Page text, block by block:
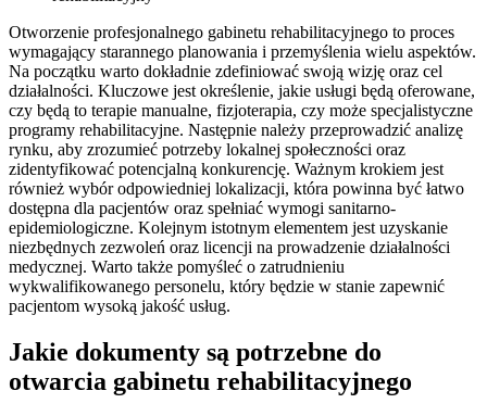
Otworzenie profesjonalnego gabinetu rehabilitacyjnego to proces
wymagający starannego planowania i przemyślenia wielu aspektów.
Na początku warto dokładnie zdefiniować swoją wizję oraz cel
działalności. Kluczowe jest określenie, jakie usługi będą oferowane,
czy będą to terapie manualne, fizjoterapia, czy może specjalistyczne
programy rehabilitacyjne. Następnie należy przeprowadzić analizę
rynku, aby zrozumieć potrzeby lokalnej społeczności oraz
zidentyfikować potencjalną konkurencję. Ważnym krokiem jest
również wybór odpowiedniej lokalizacji, która powinna być łatwo
dostępna dla pacjentów oraz spełniać wymogi sanitarno-
epidemiologiczne. Kolejnym istotnym elementem jest uzyskanie
niezbędnych zezwoleń oraz licencji na prowadzenie działalności
medycznej. Warto także pomyśleć o zatrudnieniu
wykwalifikowanego personelu, który będzie w stanie zapewnić
pacjentom wysoką jakość usług.
Jakie dokumenty są potrzebne do
otwarcia gabinetu rehabilitacyjnego